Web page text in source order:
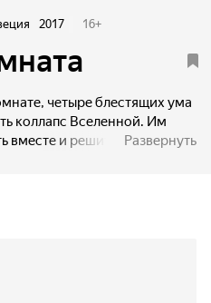
2017 16+
четыре блестящих ума
коллапс Вселенной. Им
вместе и решить
Развернуть